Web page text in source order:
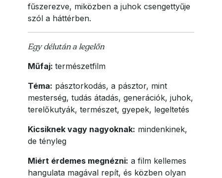
fűszerezve, miközben a juhok csengettyűje
szól a háttérben.
Egy délután a legelőn
Műfaj: természetfilm
Téma: pásztorkodás, a pásztor, mint
mesterség, tudás átadás, generációk, juhok,
terelőkutyák, természet, gyepek, legeltetés
Kicsiknek vagy nagyoknak: mindenkinek,
de tényleg
Miért érdemes megnézni: a film kellemes
hangulata magával repít, és közben olyan